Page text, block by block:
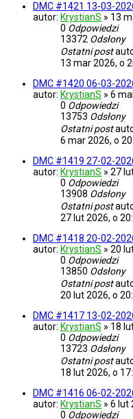
DMC #1421 13-03-
autor: KrystianS » 13
0 Odpowiedzi
13372 Odsłony
Ostatni post
13 mar 2026, o
DMC #1420 06-03-
autor: KrystianS » 6
0 Odpowiedzi
13753 Odsłony
Ostatni post
6 mar 2026, o
DMC #1419 27-02-
autor: KrystianS » 27
0 Odpowiedzi
13908 Odsłony
Ostatni post
27 lut 2026, o
DMC #1418 20-02-
autor: KrystianS » 20
0 Odpowiedzi
13850 Odsłony
Ostatni post
20 lut 2026, o
DMC #1417 13-02-
autor: KrystianS » 18
0 Odpowiedzi
13723 Odsłony
Ostatni post
18 lut 2026, o
DMC #1416 06-02-
autor: KrystianS » 6 lut
0 Odpowiedzi